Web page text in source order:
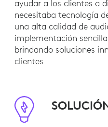
ayudar a los clientes a
necesitaba tecnología
una alta calidad de
implementación
brindando soluciones
clientes